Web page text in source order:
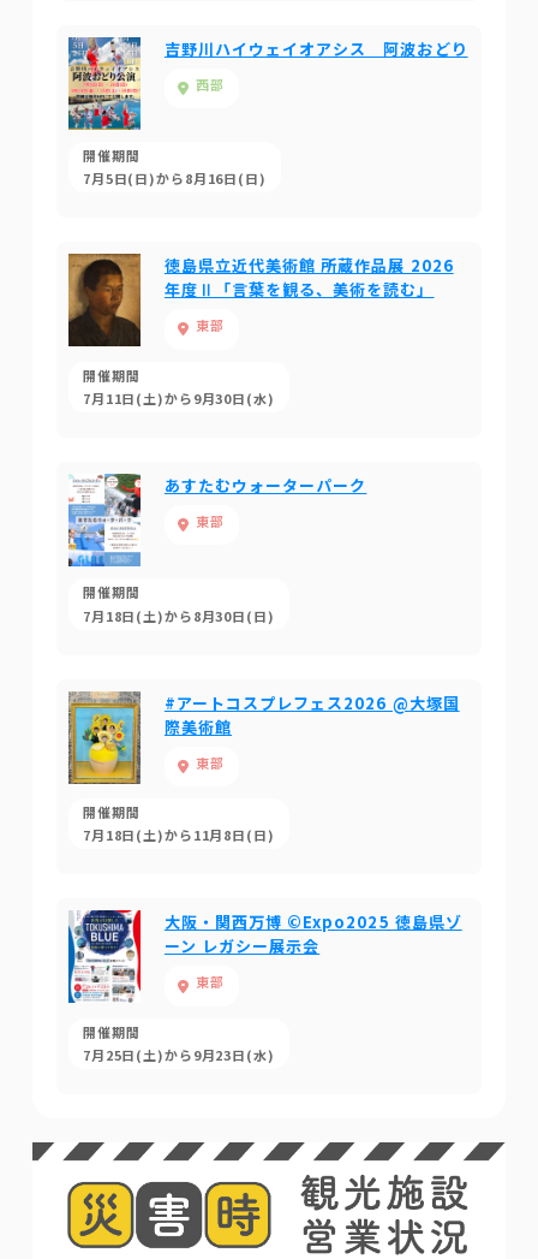
吉野川ハイウェイオアシス 阿波おどり
西部
開催期間
7月5日(日)から8月16日(日)
徳島県立近代美術館 所蔵作品展 2026
年度Ⅱ「言葉を観る、美術を読む」
東部
開催期間
7月11日(土)から9月30日(水)
あすたむウォーターパーク
東部
開催期間
7月18日(土)から8月30日(日)
#アートコスプレフェス2026 @大塚国
際美術館
東部
開催期間
7月18日(土)から11月8日(日)
大阪・関西万博 ©Expo2025 徳島県ゾ
ーン レガシー展示会
東部
開催期間
7月25日(土)から9月23日(水)